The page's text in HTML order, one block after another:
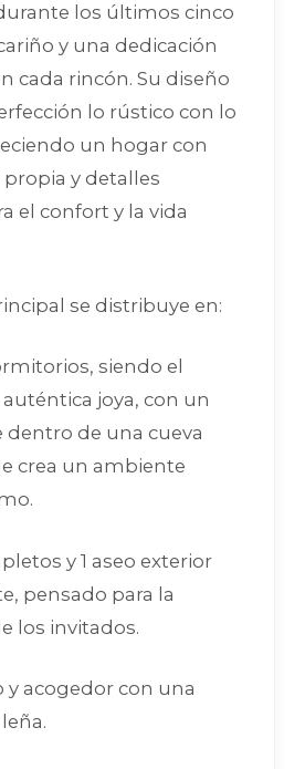
los últimos cinco
y una dedicación
cada rincón. Su diseño
lo rústico con lo
un hogar con
y detalles
el confort y la vida
se distribuye en:
siendo el
joya, con un
dentro de una cueva
crea un ambiente
y 1 aseo exterior
pensado para la
los invitados.
y acogedor con una